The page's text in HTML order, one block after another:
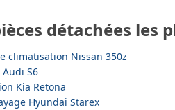
détachées les
climatisation Nissan 350z
S6
Kia Retona
Hyundai Starex